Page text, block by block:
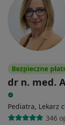
Bezpieczne
dr n. med.
Pediatra, Lekarz
346